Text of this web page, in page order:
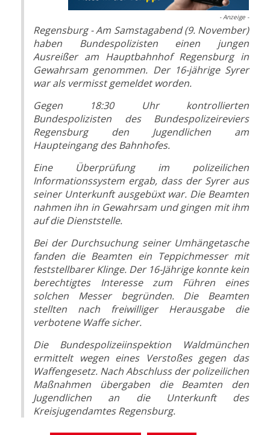
- Anzeige -
Regensburg - Am Samstagabend (9. November)
haben Bundespolizisten einen jungen
Ausreißer am Hauptbahnhof Regensburg in
Gewahrsam genommen. Der 16-jährige Syrer
war als vermisst gemeldet worden.
Gegen 18:30 Uhr kontrollierten
Bundespolizisten des Bundespolizeireviers
Regensburg den Jugendlichen am
Haupteingang des Bahnhofes.
Eine Überprüfung im polizeilichen
Informationssystem ergab, dass der Syrer aus
seiner Unterkunft ausgebüxt war. Die Beamten
nahmen ihn in Gewahrsam und gingen mit ihm
auf die Dienststelle.
Bei der Durchsuchung seiner Umhängetasche
fanden die Beamten ein Teppichmesser mit
feststellbarer Klinge. Der 16-Jährige konnte kein
berechtigtes Interesse zum Führen eines
solchen Messer begründen. Die Beamten
stellten nach freiwilliger Herausgabe die
verbotene Waffe sicher.
Die Bundespolizeiinspektion Waldmünchen
ermittelt wegen eines Verstoßes gegen das
Waffengesetz. Nach Abschluss der polizeilichen
Maßnahmen übergaben die Beamten den
Jugendlichen an die Unterkunft des
Kreisjugendamtes Regensburg.